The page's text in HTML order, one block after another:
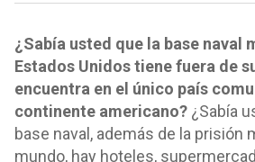
¿Sabía usted que la base naval
Estados Unidos tiene fuera de
encuentra en el único país
continente americano? ¿Sabía
base naval, además de la prisión
mundo, hay hoteles,